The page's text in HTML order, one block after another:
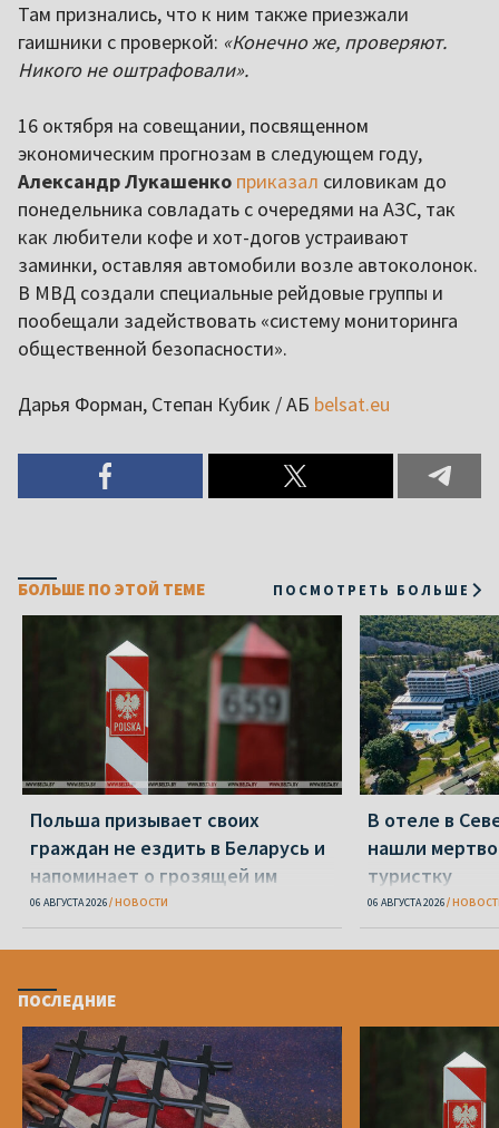
Там признались, что к ним также приезжали
гаишники с проверкой: «Конечно же, проверяют.
Никого не оштрафовали».
16 октября на совещании, посвященном
экономическим прогнозам в следующем году,
Александр Лукашенко приказал силовикам до
понедельника совладать с очередями на АЗС, так
как любители кофе и хот-догов устраивают
заминки, оставляя автомобили возле автоколонок.
В МВД создали специальные рейдовые группы и
пообещали задействовать «систему мониторинга
общественной безопасности».
Дарья Форман, Степан Кубик / АБ belsat.eu
БОЛЬШЕ ПО ЭТОЙ ТЕМЕ ПОСМОТРЕТЬ БОЛЬШЕ
Польша призывает своих
граждан не ездить в Беларусь и
напоминает о грозящей им
опасности
06 АВГУСТА 2026 НОВОСТИ
В отеле в
нашли
туристку
06 АВГУСТА 2026
ПОСЛЕДНИЕ